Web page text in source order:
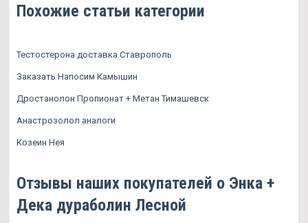
Похожие статьи категории
Тестостерона доставка Ставрополь
Заказать Напосим Камышин
Дростанолон Пропионат + Метан Тимашевск
Анастрозолол аналоги
Козеин Нея
Отзывы наших покупателей о Энка +
Дека дураболин Лесной